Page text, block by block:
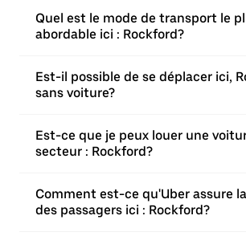
Quel est le mode de transport le
abordable ici : Rockford?
Est-il possible de se déplacer ici,
sans voiture?
Est-ce que je peux louer une
secteur : Rockford?
Comment est-ce qu'Uber assure
des passagers ici : Rockford?